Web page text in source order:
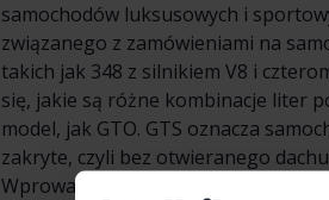
samochodów luksusowych i
związanego z zamówieniami na
takich jak 348 z silnikiem V8 i
się, jakie są różne kombinacje liter
model, jak GTO. GTS oznacza
zakryte, czyli bez otwieranego
Wprowadzenie było dla marki